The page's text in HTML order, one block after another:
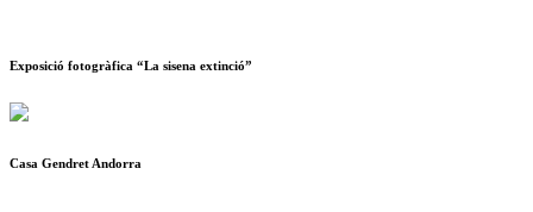
Exposició fotogràfica “La sisena extinció”
Casa Gendret Andorra